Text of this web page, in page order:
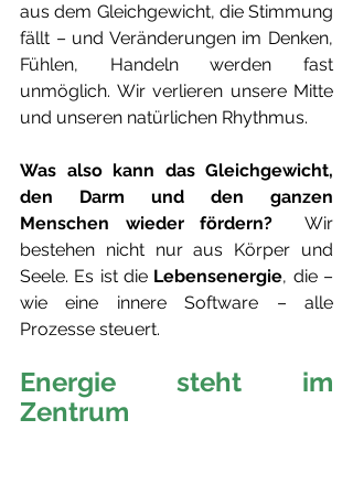
aus dem Gleichgewicht, die Stimmung
fällt – und Veränderungen im Denken,
Fühlen, Handeln werden fast
unmöglich. Wir verlieren unsere Mitte
und unseren natürlichen Rhythmus.
Was also kann das Gleichgewicht,
den Darm und den ganzen
Menschen wieder fördern? Wir
bestehen nicht nur aus Körper und
Seele. Es ist die Lebensenergie, die –
wie eine innere Software – alle
Prozesse steuert.
Energie steht im
Zentrum